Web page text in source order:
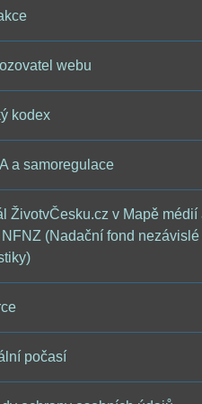
webu
kodex
a samoregulace
ŽivotvČesku.cz v Mapě médií
(Nadační fond nezávislé
počasí